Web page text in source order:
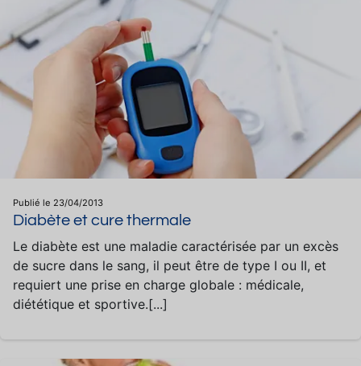
Publié le 23/04/2013
Diabète et cure thermale
Le diabète est une maladie caractérisée par un excès
de sucre dans le sang, il peut être de type I ou II, et
requiert une prise en charge globale : médicale,
diététique et sportive.[...]